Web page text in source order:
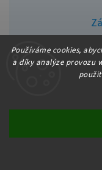
Používáme cookies,
a díky analýze provozu